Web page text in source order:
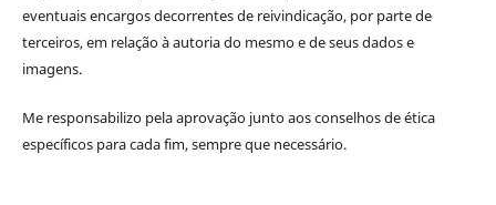
eventuais encargos decorrentes de reivindicação, por parte de
terceiros, em relação à autoria do mesmoe de seus dados e
imagens.
Me responsabilizo pela aprovação junto aos conselhos de ética
específicos para cada fim, sempre que necessário.